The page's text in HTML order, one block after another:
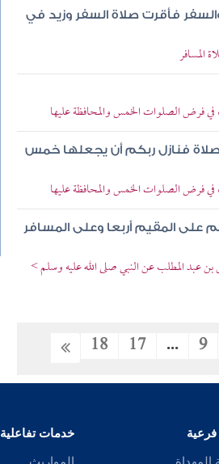
فأقرت صلاة السفر وزيد في
المسافر
في فرض الصلوات الخمس والمحافظة عليها
فنازل ربكم أن يجعلها خمس
في فرض الصلوات الخمس والمحافظة عليها
على المقيم أربعا وعلى المسافر
عبد المطلب عن النبي صلى الله عليه وسلم >
9
...
17
18
خدمات تفاعلية